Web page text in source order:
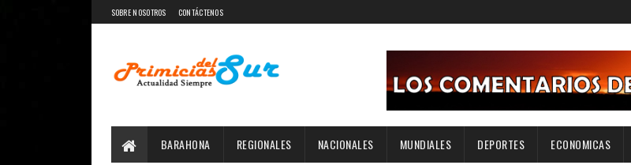
SOBRE NOSOTROS CONTÁCTENOS
BARAHONA REGIONALES NACIONALES MUNDIALES DEPORTES ECONOMICAS